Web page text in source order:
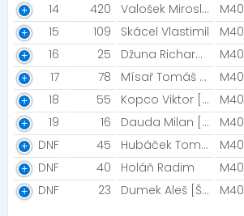
14
420 Valošek Miroslav [MK Seitl Ostrava] M40
15
109 Skácel Vlastimil M40
16
25 Džuna Richard [STG Břeclav] M40
17
78 Mísař Tomáš [RegioRun Havířov] M40
18
55 Kopco Viktor [innogy] M40
19
16 Dauda Milan [Táborníci pod Lupou] M40
DNF
45 Hubáček Tomáš [Run magazine team] M40
DNF
40 Holáň Radim M40
DNF
23 Dumek Aleš [Šachy Zastávka] M40